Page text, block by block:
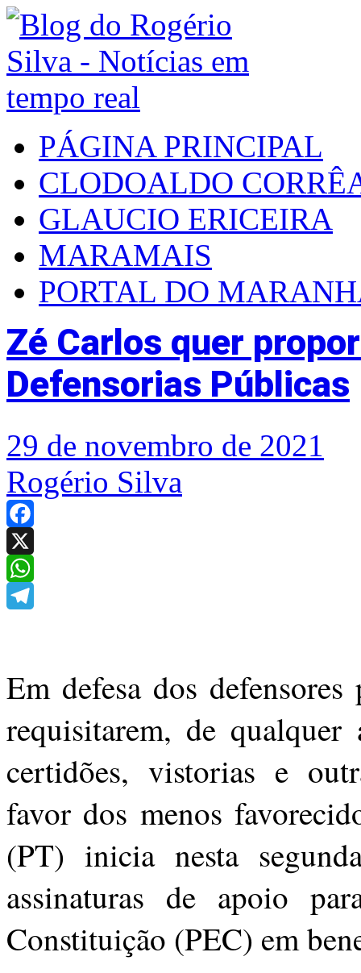
PÁGINA PRINCIPAL
CLODOALDO
GLAUCIO ERICEIRA
MARAMAIS
PORTAL DO
Zé Carlos quer
Defensorias Públicas
29 de novembro de 2021
Rogério Silva
Facebook
X
WhatsApp
Em defesa dos
requisitarem, de qualquer
certidões, vistorias e
favor dos menos
(PT) inicia nesta
assinaturas de apoio
Constituição (PEC) em